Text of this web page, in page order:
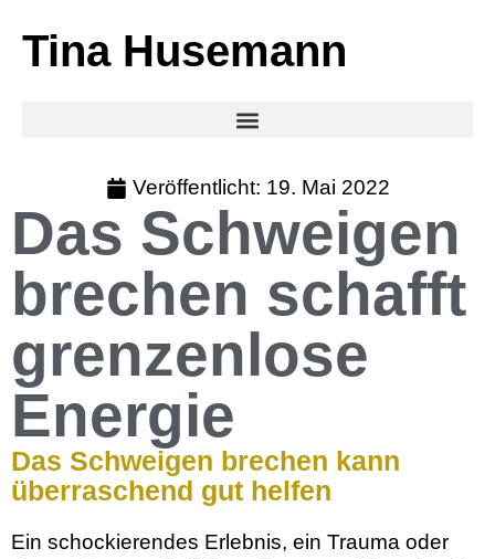
Tina Husemann
Veröffentlicht: 19. Mai 2022
Das Schweigen
brechen schafft
grenzenlose
Energie
Das Schweigen brechen kann
überraschend gut helfen
Ein schockierendes Erlebnis, ein Trauma oder